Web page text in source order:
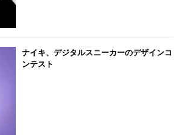
ナイキ、デジタルスニーカーのデザインコ
ンテスト